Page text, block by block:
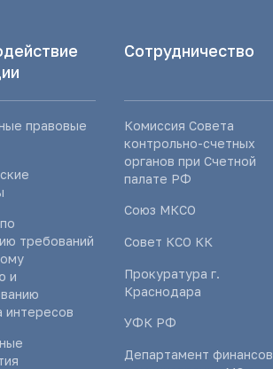
правовые
требований
и
интересов
Сотрудничество
Комиссия Совета
контрольно-счетных
органов при Счетной
палате РФ
Союз МКСО
Совет КСО КК
Прокуратура г.
Краснодара
УФК РФ
Департамент финансов